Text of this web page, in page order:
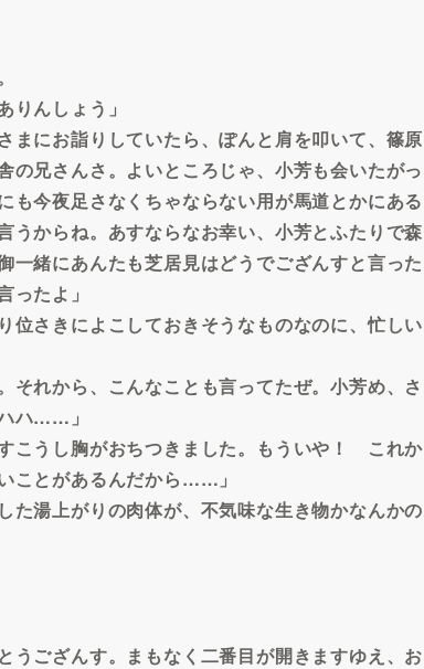
りんしょう」
にお詣りしていたら、ぽんと肩を叩いて、篠原
兄さんさ。よいところじゃ、小芳も会いたがっ
今夜足さなくちゃならない用が馬道とかにある
うからね。あすならなお幸い、小芳とふたりで森
一緒にあんたも芝居見はどうでござんすと言った
ったよ」
位さきによこしておきそうなものなのに、忙しい
それから、こんなことも言ってたぜ。小芳め、さ
ハ……」
うし胸がおちつきました。もういや！ これか
ことがあるんだから……」
湯上がりの肉体が、不気味な生き物かなんかの
うござんす。まもなく二番目が開きますゆえ、お